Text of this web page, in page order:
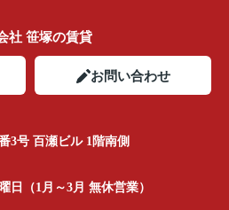
社 笹塚の賃貸
お問い合わせ
3号 百瀬ビル 1階南側
日（1月～3月 無休営業）